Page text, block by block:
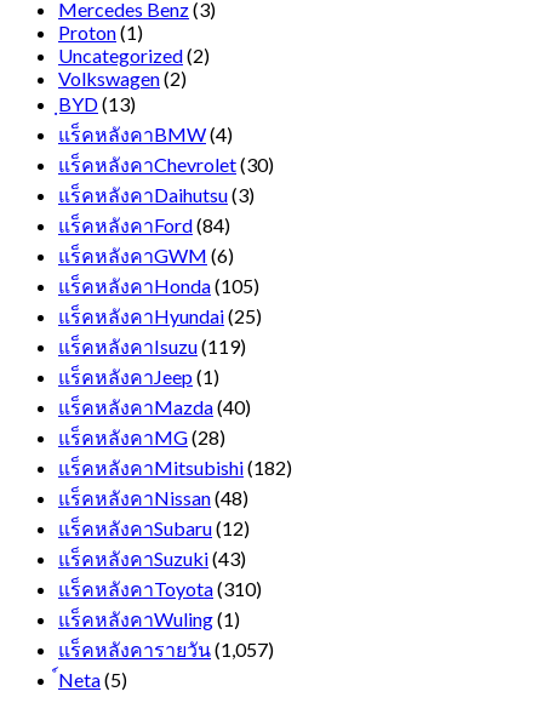
Mercedes Benz(3)
Proton(1)
Uncategorized(2)
Volkswagen(2)
ฺBYD(13)
แร็คหลังคาBMW(4)
แร็คหลังคาChevrolet(30)
แร็คหลังคาDaihutsu(3)
แร็คหลังคาFord(84)
แร็คหลังคาGWM (6)
แร็คหลังคาHonda(105)
แร็คหลังคาHyundai(25)
แร็คหลังคาIsuzu(119)
แร็คหลังคาJeep(1)
แร็คหลังคาMazda(40)
แร็คหลังคาMG(28)
แร็คหลังคาMitsubishi(182)
แร็คหลังคาNissan(48)
แร็คหลังคาSubaru(12)
แร็คหลังคาSuzuki(43)
แร็คหลังคาToyota(310)
แร็คหลังคาWuling(1)
แร็คหลังคารายวัน(1,057)
์Neta(5)